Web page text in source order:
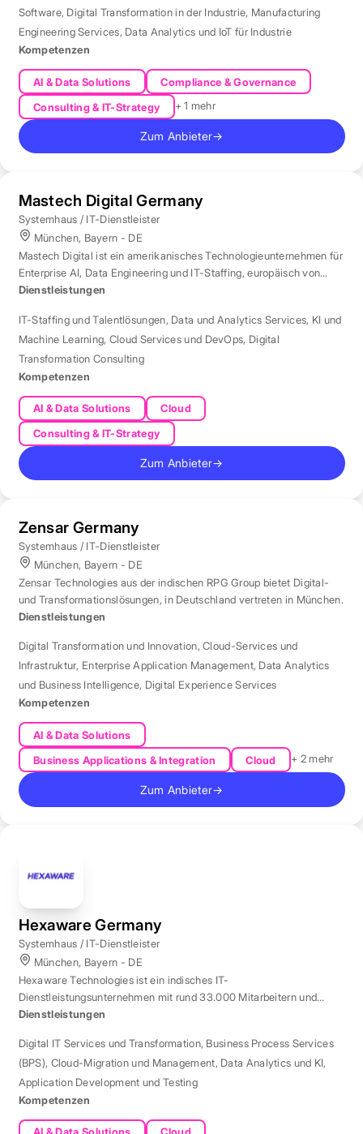
Software, Digital Transformation in der Industrie, Manufacturing
Engineering Services, Data Analytics und IoT für Industrie
Kompetenzen
AI & Data Solutions
Compliance & Governance
Consulting & IT-Strategy
+ 1 mehr
Zum Anbieter→
Mastech Digital Germany
Systemhaus / IT-Dienstleister
München, Bayern - DE
Mastech Digital ist ein amerikanisches Technologieunternehmen für
Enterprise AI, Data Engineering und IT-Staffing, europäisch von
London aus betreut.
Dienstleistungen
IT-Staffing und Talentlösungen, Data und Analytics Services, KI und
Machine Learning, Cloud Services und DevOps, Digital
Transformation Consulting
Kompetenzen
AI & Data Solutions
Cloud
Consulting & IT-Strategy
Zum Anbieter→
Zensar Germany
Systemhaus / IT-Dienstleister
München, Bayern - DE
Zensar Technologies aus der indischen RPG Group bietet Digital-
und Transformationslösungen, in Deutschland vertreten in München.
Dienstleistungen
Digital Transformation und Innovation,Cloud-Services und
Infrastruktur, Enterprise Application Management, Data Analytics
und Business Intelligence, Digital Experience Services
Kompetenzen
AI & Data Solutions
Business Applications & Integration
Cloud + 2 mehr
Zum Anbieter→
Hexaware Germany
Systemhaus / IT-Dienstleister
München, Bayern - DE
Hexaware Technologies ist ein indisches IT-
Dienstleistungsunternehmen mit rund 33.000 Mitarbeitern und
Standort München für Automatisierung und KI.
Dienstleistungen
Digital IT Services und Transformation, Business Process Services
(BPS), Cloud-Migration und Management, Data Analytics und KI,
Application Development und Testing
Kompetenzen